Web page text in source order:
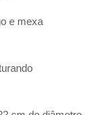
e mexa